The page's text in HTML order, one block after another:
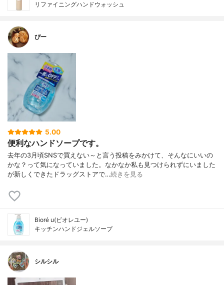
リファイニングハンドウォッシュ
ぴー
5.00
便利なハンドソープです。
去年の3月頃SNSで買えない～と言う投稿をみかけて、そんなにいいの
かな？って気になっていました。なかなか私も見つけられずにいました
が新しくできたドラッグストアで…続きを見る
Bioré u(ビオレユー)
キッチンハンドジェルソープ
シルシル